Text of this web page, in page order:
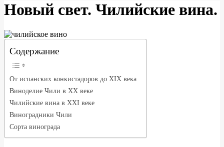
Новый свет. Чилийские вина.
Содержание
От испанских конкистадоров до XIX века
Виноделие Чили в XX веке
Чилийские вина в XXI веке
Виноградники Чили
Сорта винограда